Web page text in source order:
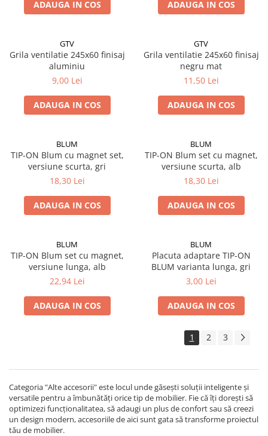
ADAUGA IN COS ADAUGA IN COS
GTV
Grila ventilatie 245x60 finisaj
aluminiu
9,00 Lei
ADAUGA IN COS
GTV
Grila ventilatie 245x60 finisaj
negru mat
11,50 Lei
ADAUGA IN COS
BLUM
TIP-ON Blum cu magnet set,
versiune scurta, gri
18,30 Lei
ADAUGA IN COS
BLUM
TIP-ON Blum set cu magnet,
versiune scurta, alb
18,30 Lei
ADAUGA IN COS
BLUM
TIP-ON Blum set cu magnet,
versiune lunga, alb
22,94 Lei
ADAUGA IN COS
BLUM
Placuta adaptare TIP-ON
BLUM varianta lunga, gri
3,00 Lei
ADAUGA IN COS
1 2 3
Categoria "Alte accesorii" este locul unde găsești soluții inteligente și
versatile pentru a îmbunătăți orice tip de mobilier. Fie că îți dorești să
optimizezi funcționalitatea, să adaugi un plus de confort sau să creezi
un design modern, accesoriile de aici sunt gata să transforme proiectul
tău de mobilier.